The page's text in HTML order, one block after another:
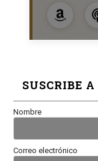
SUSCRIBE
Nombre
Correo electrónico